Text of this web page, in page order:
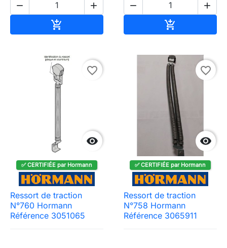
 

 


favorite_border
✅ CERTIFIÉE par Hormann
Ressort de traction
N°760 Hormann
Référence 3051065

favorite_border
✅ CERTIFIÉE par Hormann
Ressort de traction
N°758 Hormann
Référence 3065911